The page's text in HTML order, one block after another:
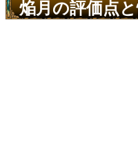
焔月の評価点